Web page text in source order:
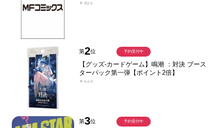
￥924
第2位
【グッズ-カードゲーム】鳴潮 ：対決 ブース
ターパック第一弾【ポイント2倍】
￥440
予約受付中
第3位 予約受付中